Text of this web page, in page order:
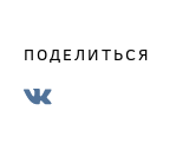
ПОДЕЛИТЬСЯ